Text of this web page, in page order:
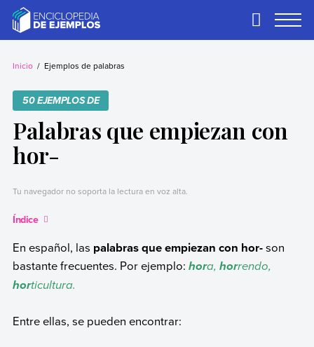
contentEjemplos
Necesitas ejemplos.
Primary
Inicio Ejemplos de palabras
50 EJEMPLOS DE
Palabras que empiezan con
hor-
Tu navegador no soporta la lectura en voz alta.
Índice
En español, las palabras que empiezan con hor-son
bastante frecuentes. Por ejemplo: hora, horrendo,
horticultura.
Entre ellas, se pueden encontrar: